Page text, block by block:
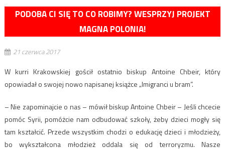
PODOBA CI SIĘ TO CO ROBIMY? WESPRZYJ PROJEKT
MAGNA POLONIA!
21 czerwca 2017
W kurri Krakowskiej gościł ostatnio biskup Antoine Chbeir, który
opowiadał o swojej nowo napisanej książce „Imigranci u bram”.
– Nie zapominajcie o nas – mówił biskup Antoine Chbeir – Jeśli chcecie
pomóc Syrii, pomóżcie nam odbudować szkoły, żeby dzieci mogły się
tam kształcić. Przede wszystkim chodzi o edukację dzieci i młodzieży,
bo wykształcona młodzież oddala się od terroryzmu. Nasze